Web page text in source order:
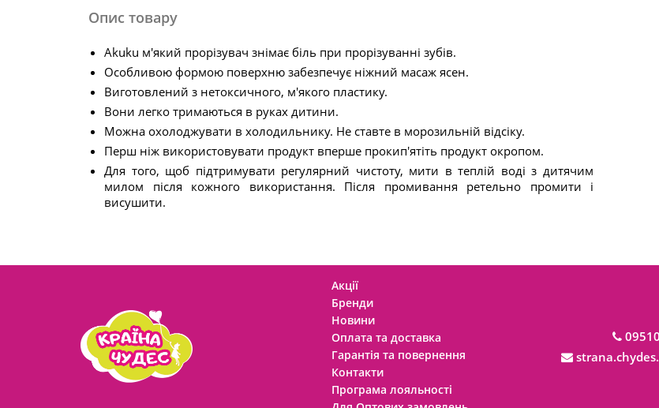
Опис товару
Akuku м'який прорізувач знімає біль при прорізуванні зубів.
Особливою формою поверхню забезпечує ніжний масаж ясен.
Виготовлений з нетоксичного, м'якого пластику.
Вони легко тримаються в руках дитини.
Можна охолоджувати в холодильнику. Не ставте в морозильній відсіку.
Перш ніж використовувати продукт вперше прокип'ятіть продукт окропом.
Для того, щоб підтримувати регулярний чистоту, мити в теплій воді з дитячим
милом після кожного використання. Після промивання ретельно промити і
висушити.
Акції
Бренди
Новини
Оплата та доставка
Гарантія та повернення
Контакти
Програма лояльності